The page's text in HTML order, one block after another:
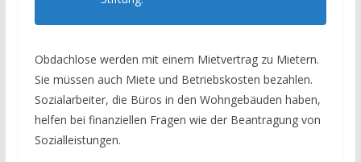
Obdachlose werden mit einem Mietvertrag zu Mietern.
Sie müssen auch Miete und Betriebskosten bezahlen.
Sozialarbeiter, die Büros in den Wohngebäuden haben,
helfen bei finanziellen Fragen wie der Beantragung von
Sozialleistungen.